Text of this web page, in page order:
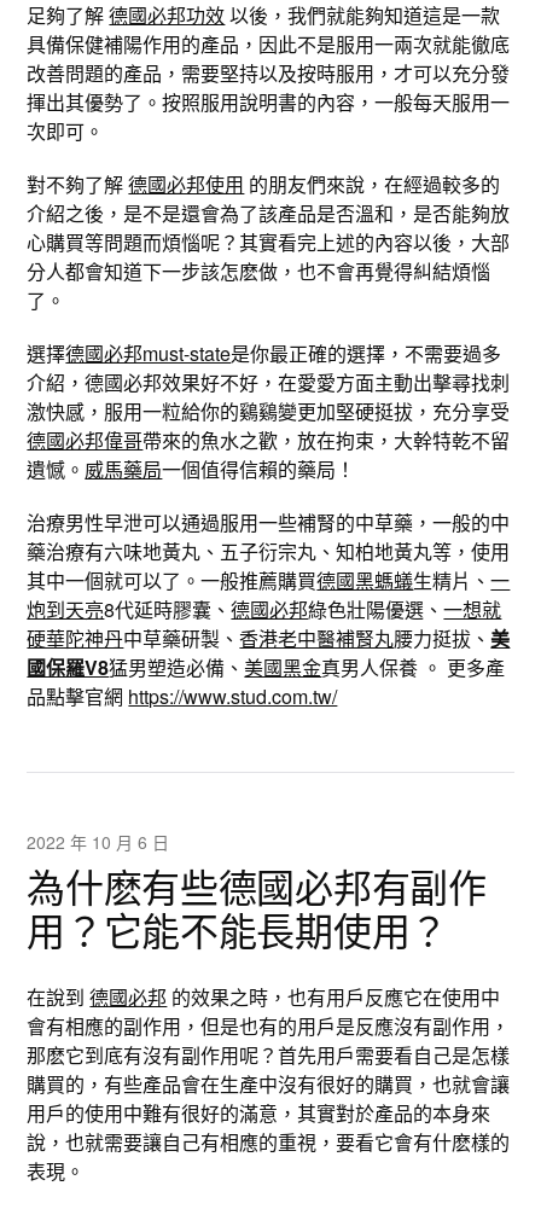
足夠了解德國必邦功效以後，我們就能夠知道這是一款
具備保健補陽作用的產品，因此不是服用一兩次就能徹底
改善問題的產品，需要堅持以及按時服用，才可以充分發
揮出其優勢了。按照服用說明書的內容，一般每天服用一
次即可。
對不夠了解德國必邦使用 的朋友們來說，在經過較多的
介紹之後，是不是還會為了該產品是否溫和，是否能夠放
心購買等問題而煩惱呢？其實看完上述的內容以後，大部
分人都會知道下一步該怎麽做，也不會再覺得糾結煩惱
了。
選擇德國必邦must-state是你最正確的選擇，不需要過多
介紹，德國必邦效果好不好，在愛愛方面主動出擊尋找刺
激快感，服用一粒給你的鷄鷄變更加堅硬挺拔，充分享受
德國必邦偉哥帶來的魚水之歡，放在拘束，大幹特乾不留
遺憾。 威馬藥局一個值得信賴的藥局！
治療男性早泄可以通過服用一些補腎的中草藥，一般的中
藥治療有六味地黃丸、五子衍宗丸、知柏地黃丸等，使用
其中一個就可以了。一般推薦購買德國黑螞蟻生精片、一
炮到天亮8代延時膠囊、德國必邦綠色壯陽優選、一想就
硬華陀神丹中草藥研製、香港老中醫補腎丸腰力挺拔、美
國保羅V8猛男塑造必備、美國黑金真男人保養 。 更多產
品點擊官網 https://www.stud.com.tw/
2022 年 10 月 6 日
為什麽有些德國必邦有副作
用？它能不能長期使用？
在說到德國必邦 的效果之時，也有用戶反應它在使用中
會有相應的副作用，但是也有的用戶是反應沒有副作用，
那麽它到底有沒有副作用呢？首先用戶需要看自己是怎樣
購買的，有些產品會在生產中沒有很好的購買，也就會讓
用戶的使用中難有很好的滿意，其實對於產品的本身來
說，也就需要讓自己有相應的重視，要看它會有什麽樣的
表現。